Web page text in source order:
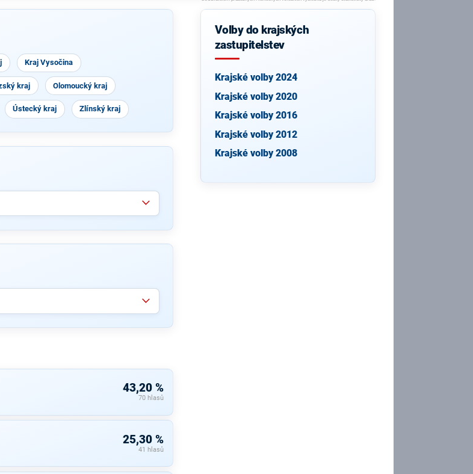
a
Kraj Vysočina
kraj Olomoucký kraj
Ústecký kraj Zlínský kraj
43,20 %
70 hlasů
25,30 %
41 hlasů
Volby do krajských
zastupitelstev
Krajské volby 2024
Krajské volby 2020
Krajské volby 2016
Krajské volby 2012
Krajské volby 2008